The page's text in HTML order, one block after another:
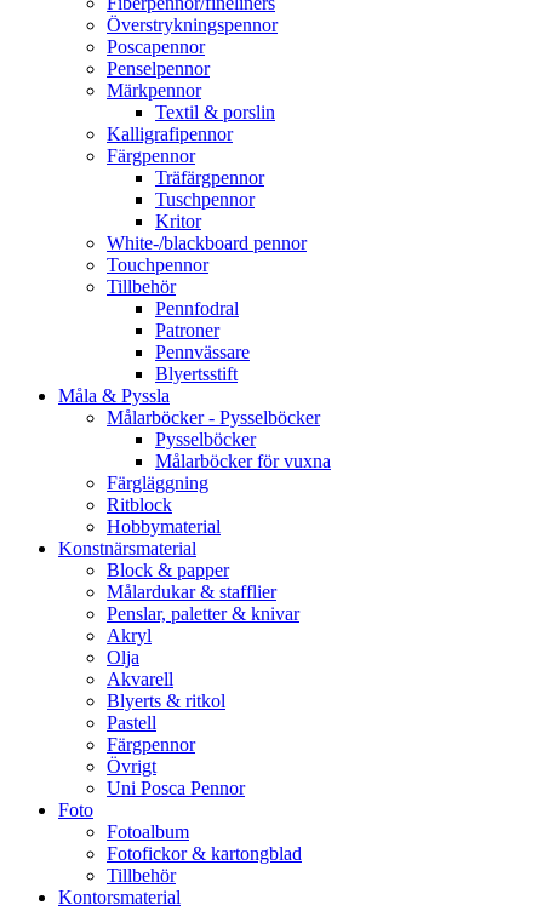
Överstrykningspennor
Poscapennor
Penselpennor
Märkpennor
Textil & porslin
Kalligrafipennor
Färgpennor
Träfärgpennor
Tuschpennor
Kritor
White-/blackboard pennor
Touchpennor
Tillbehör
Pennfodral
Patroner
Pennvässare
Blyertsstift
Måla & Pyssla
Målarböcker - Pysselböcker
Pysselböcker
Målarböcker för vuxna
Färgläggning
Ritblock
Hobbymaterial
Konstnärsmaterial
Block & papper
Målardukar & stafflier
Penslar, paletter & knivar
Akryl
Olja
Akvarell
Blyerts & ritkol
Pastell
Färgpennor
Övrigt
Uni Posca Pennor
Foto
Fotoalbum
Fotofickor & kartongblad
Tillbehör
Kontorsmaterial